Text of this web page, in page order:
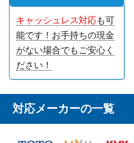
キャッシュレス対応も可
能です！お手持ちの現金
がない場合でもご安心く
ださい！
対応メーカーの一覧